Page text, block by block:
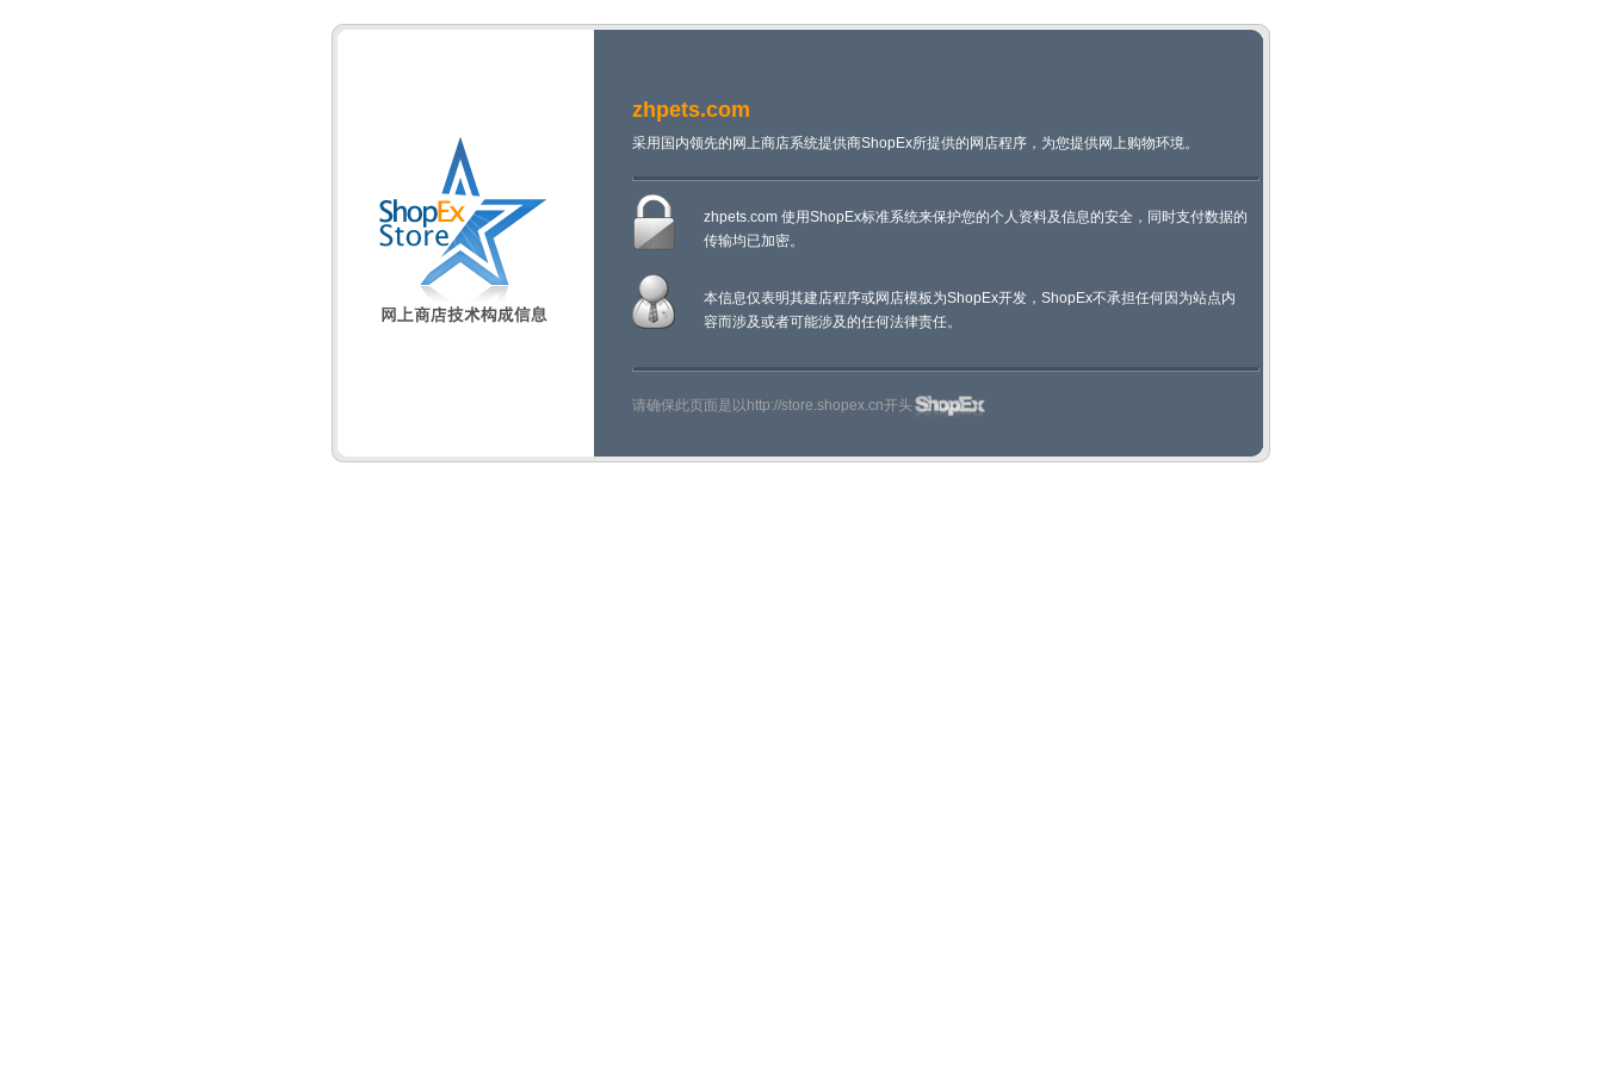
zhpets.com
采用国内领先的网上商店系统提供商ShopEx所提供的网店程序，为您提供网上购物环境。
zhpets.com 使用ShopEx标准系统来保护您的个人资料及信息的安全，同时支付数据的
传输均已加密。
本信息仅表明其建店程序或网店模板为ShopEx开发，ShopEx不承担任何因为站点内
容而涉及或者可能涉及的任何法律责任。
请确保此页面是以http://store.shopex.cn开头